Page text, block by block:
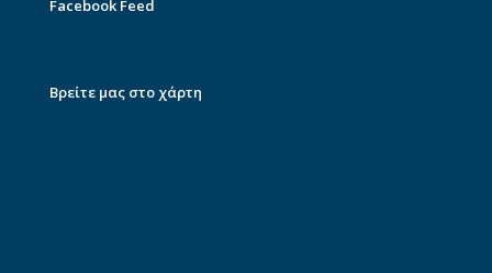
Facebook Feed
Βρείτε μας στο χάρτη